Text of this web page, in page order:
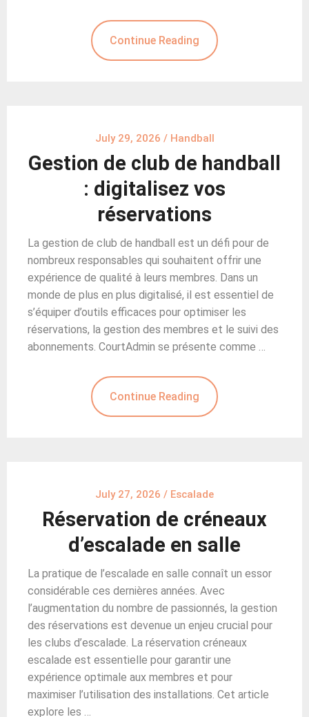
Continue Reading
July 29, 2026 / Handball
Gestion de club de handball
: digitalisez vos
réservations
La gestion de club de handball est un défi pour de
nombreux responsables qui souhaitent offrir une
expérience de qualité à leurs membres. Dans un
monde de plus en plus digitalisé, il est essentiel de
s’équiper d’outils efficaces pour optimiser les
réservations, la gestion des membres et le suivi des
abonnements. CourtAdmin se présente comme …
Continue Reading
July 27, 2026 / Escalade
Réservation de créneaux
d’escalade en salle
La pratique de l’escalade en salle connaît un essor
considérable ces dernières années. Avec
l’augmentation du nombre de passionnés, la gestion
des réservations est devenue un enjeu crucial pour
les clubs d’escalade. La réservation créneaux
escalade est essentielle pour garantir une
expérience optimale aux membres et pour
maximiser l’utilisation des installations. Cet article
explore les …